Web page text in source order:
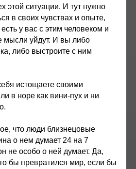
этой ситуации. И тут нужно
в своих чувствах и опыте,
у вас с этим человеком и
мысли уйдут. И вы либо
либо выстроите с ним
истощаете своими
в норе как вини-пух и ни
что люди близнецовые
о нем думает 24 на 7
не особо о ней думает. Да,
бы превратился мир, если бы